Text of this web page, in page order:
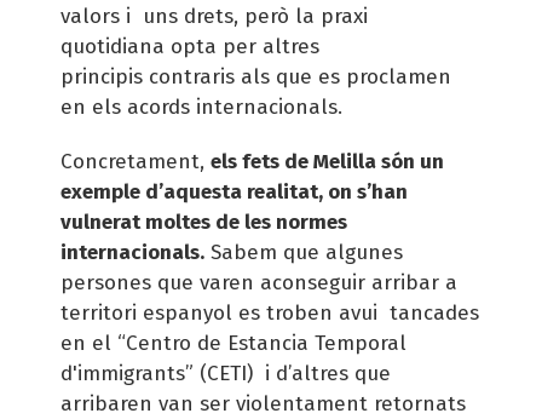
valors i uns drets, però la praxi
quotidiana opta per altres
principis contraris als que es proclamen
en els acords internacionals.
Concretament, els fets de Melilla són un
exemple d’aquesta realitat, on s’han
vulnerat moltes de les normes
internacionals. Sabem que algunes
persones que varen aconseguir arribar a
territori espanyol es troben avui tancades
en el “Centro de Estancia Temporal
d'immigrants” (CETI) i d’altres que
arribaren van ser violentament retornats